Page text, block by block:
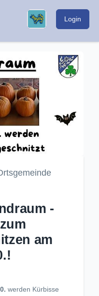
Login
-
am
werden Kürbisse